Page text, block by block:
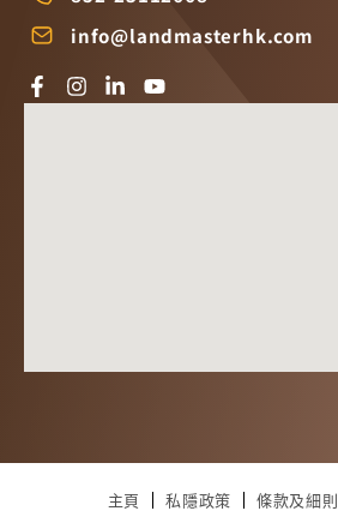
info@landmasterhk.com
主頁 私隱政策 條款及細則